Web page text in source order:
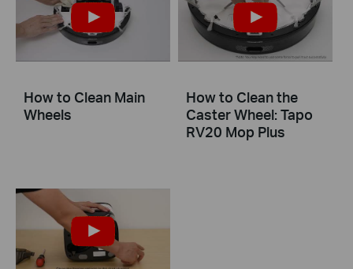
How to Clean Main
Wheels
How to Clean the
Caster Wheel: Tapo
RV20 Mop Plus